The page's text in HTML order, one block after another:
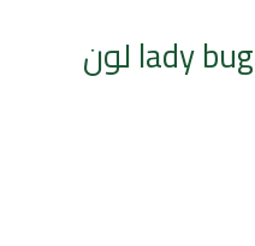
اباجوره اطفال شكل lady bug لون